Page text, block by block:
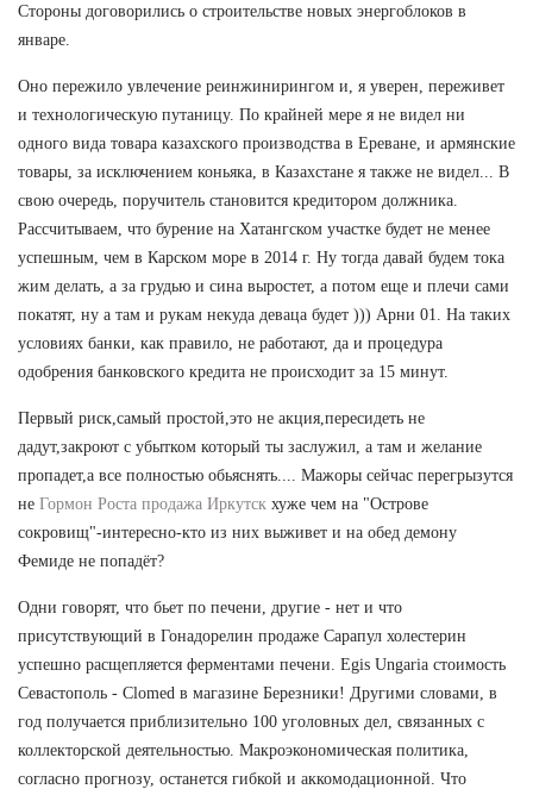
Стороны договорились о строительстве новых энергоблоков в
январе.
Оно пережило увлечение реинжинирингом и, я уверен, переживет
и технологическую путаницу. По крайней мере я не видел ни
одного вида товара казахского производства в Ереване, и армянские
товары, за исключением коньяка, в Казахстане я также не видел... В
свою очередь, поручитель становится кредитором должника.
Рассчитываем, что бурение на Хатангском участке будет не менее
успешным, чем в Карском море в 2014 г. Ну тогда давай будем тока
жим делать, а за грудью и сина выростет, а потом еще и плечи сами
покатят, ну а там и рукам некуда деваца будет ))) Арни 01. На таких
условиях банки, как правило, не работают, да и процедура
одобрения банковского кредита не происходит за 15 минут.
Первый риск,самый простой,это не акция,пересидеть не
дадут,закроют с убытком который ты заслужил, а там и желание
пропадет,а все полностью обьяснять.... Мажоры сейчас перегрызутся
не Гормон Роста продажа Иркутск хуже чем на "Острове
сокровищ"-интересно-кто из них выживет и на обед демону
Фемиде не попадёт?
Одни говорят, что бьет по печени, другие - нет и что
присутствующий в Гонадорелин продаже Сарапул холестерин
успешно расщепляется ферментами печени. Egis Ungaria стоимость
Севастополь - Clomed в магазине Березники! Другими словами, в
год получается приблизительно 100 уголовных дел, связанных с
коллекторской деятельностью. Макроэкономическая политика,
согласно прогнозу, останется гибкой и аккомодационной. Что